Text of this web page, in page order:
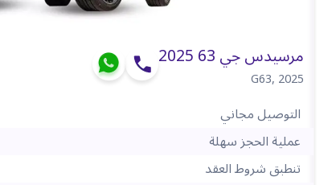
مرسيدس جي 63 2025
G63,2025
التوصيل مجاني
عملية الحجز سهلة
تنطبق شروط العقد